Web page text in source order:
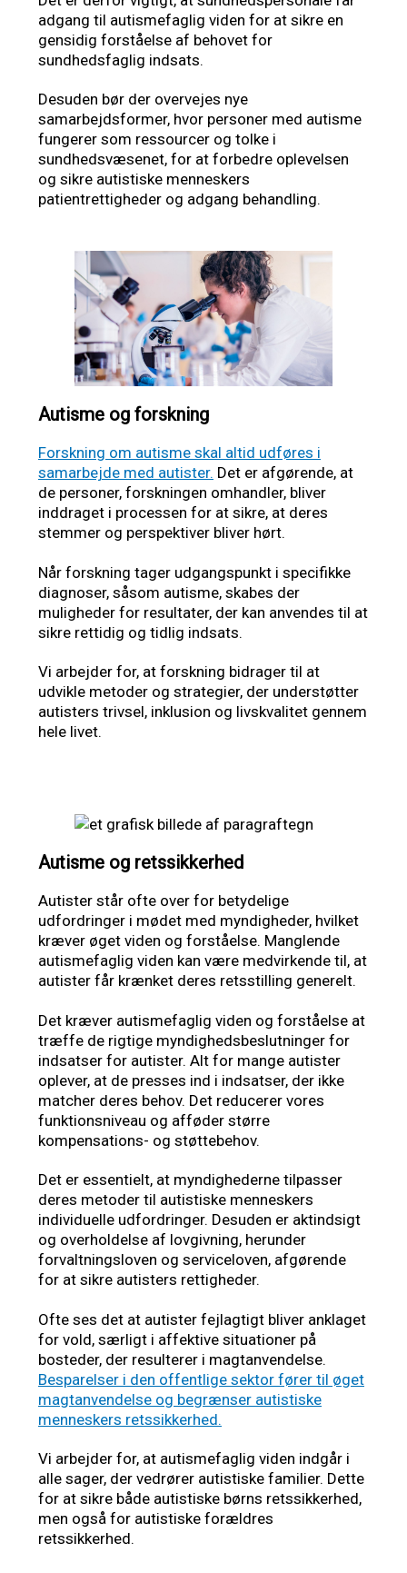
adgang til autismefaglig viden for at sikre en
gensidig forståelse af behovet for
sundhedsfaglig indsats.
Desuden bør der overvejes nye
samarbejdsformer, hvor personer med autisme
fungerer som ressourcer og tolke i
sundhedsvæsenet, for at forbedre oplevelsen
og sikre autistiske menneskers
patientrettigheder og adgang behandling.
Autisme og forskning
Forskning om autisme skal altid udføres i
samarbejde med autister. Det er afgørende, at
de personer, forskningen omhandler, bliver
inddraget i processen for at sikre, at deres
stemmer og perspektiver bliver hørt.
Når forskning tager udgangspunkt i specifikke
diagnoser, såsom autisme, skabes der
muligheder for resultater, der kan anvendes til at
sikre rettidig og tidlig indsats.
Vi arbejder for, at forskning bidrager til at
udvikle metoder og strategier, der understøtter
autisters trivsel, inklusion og livskvalitet gennem
hele livet.
Autisme og retssikkerhed
Autister står ofte over for betydelige
udfordringer i mødet med myndigheder, hvilket
kræver øget viden og forståelse. Manglende
autismefaglig viden kan være medvirkende til, at
autister får krænket deres retsstilling generelt.
Det kræver autismefaglig viden og forståelse at
træffe de rigtige myndighedsbeslutninger for
indsatser for autister. Alt for mange autister
oplever, at de presses ind i indsatser, der ikke
matcher deres behov. Det reducerer vores
funktionsniveau og afføder større
kompensations- og støttebehov.
Det er essentielt, at myndighederne tilpasser
deres metoder til autistiske menneskers
individuelle udfordringer. Desuden er aktindsigt
og overholdelse af lovgivning, herunder
forvaltningsloven og serviceloven, afgørende
for at sikre autisters rettigheder.
Ofte ses det at autister fejlagtigt bliver anklaget
for vold, særligt i affektive situationer på
bosteder, der resulterer i magtanvendelse.
Besparelser i den offentlige sektor fører til øget
magtanvendelse og begrænser autistiske
menneskers retssikkerhed.
Vi arbejder for, at autismefaglig viden indgår i
alle sager, der vedrører autistiske familier. Dette
for at sikre både autistiske børns retssikkerhed,
men også for autistiske forældres
retssikkerhed.